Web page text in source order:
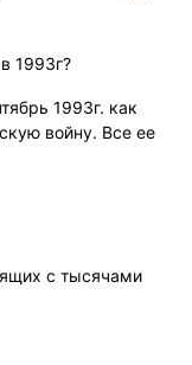
1993г?
1993г. как
войну. Все ее
с тысячами